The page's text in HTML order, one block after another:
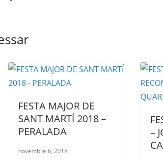
FESTA MAJOR DE
SANT MARTÍ 2018 –
PERALADA
novembre 6, 2018
–